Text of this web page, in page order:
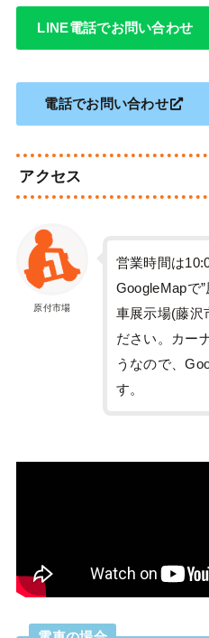
LINE電話でお問い合わせ
電話でお問い合わせ
アクセス
原付市場
営業時間は
GoogleMapで
車展示場(藤沢
ださい。カー
うなので、
す。